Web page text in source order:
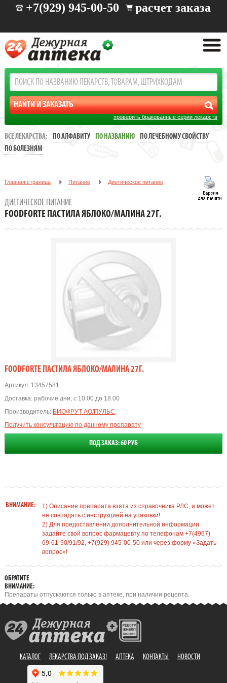
+7(929) 945-00-50 расчет заказа
проверить бракованные серии лекарств
ВСЕ ЛЕКАРСТВА: ПО АЛФАВИТУ ПО НАЗВАНИЮ
ПО ЛЕЧЕБНОМУ СВОЙСТВУ
ПО БОЛЕЗНЯМ
Главная страница Питание Диетическое питание
ДИЕТИЧЕСКОЕ ПИТАНИЕ
FOODFORTE ПАСТИЛА ЯБЛОКО/МАЛИНА 27Г.
FOODFORTE ПАСТИЛА ЯБЛОКО/МАЛИНА 27Г.
Артикул:13457581
Доставка: рабочие дни, с 10:00 до 18:00
Производитель: БИОФРУТ АО/ПУЛЬС,
Получить консультацию по данному препарату
ПОД ЗАКАЗ: 60 РУБ
ВНИМАНИЕ:
1) Описание препарата взята из справочника РЛС, и может
не совпадать с инструкцией на упаковки!
2) Для предоставлении дополнительной информации
задайте свой вопрос фармацевту по телефонам +7(4967)
69-61-90/91/92, +7(929) 945-00-50 или через форму «Задать
вопрос»!
ОБРАТИТЕ
ВНИМАНИЕ:
Препараты отпускаются только в аптеке, при наличии рецепта.
КАТАЛОГ ЛЕКАРСТВА ПОД ЗАКАЗ! АПТЕКА КОНТАКТЫ НОВОСТИ